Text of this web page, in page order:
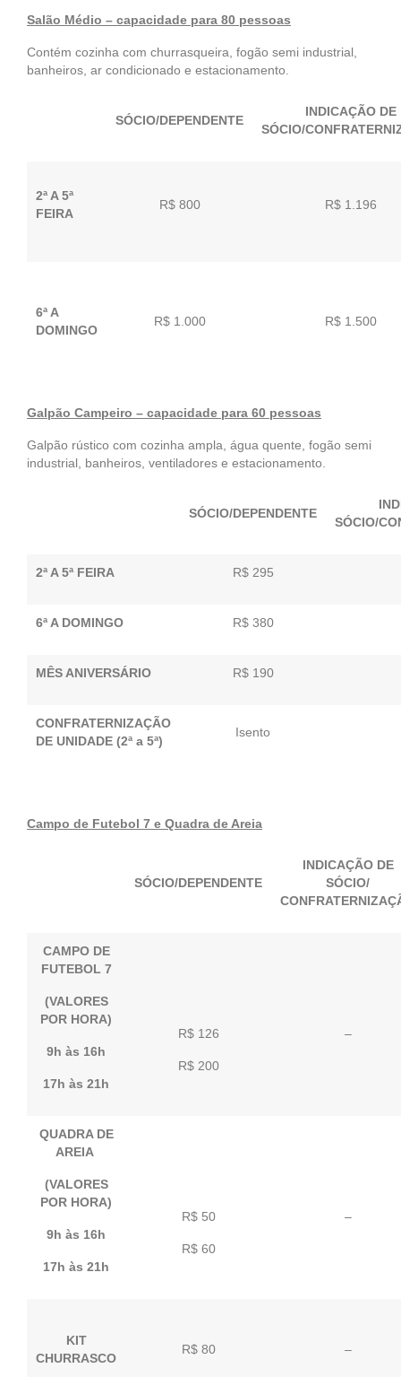
Salão Médio – capacidade para 80 pessoas
Contém cozinha com churrasqueira, fogão semi industrial,
banheiros, ar condicionado e estacionamento.
SÓCIO/DEPENDENTE
INDICAÇÃO DE
SÓCIO/
2ª A 5ª
FEIRA
R$ 800 R$ 1.196
6ª A
DOMINGO
R$ 1.000 R$ 1.500
Galpão Campeiro – capacidade para 60 pessoas
Galpão rústico com cozinha ampla, água quente, fogão semi
industrial, banheiros, ventiladores e estacionamento.
SÓCIO/DEPENDENTE
SÓCIO/
2ª A 5ª FEIRA R$ 295
6ª A DOMINGO R$ 380
MÊS ANIVERSÁRIO R$ 190
CONFRATERNIZAÇÃO
DE UNIDADE (2ª a 5ª)
Isento
Campo de Futebol 7 e Quadra de Areia
SÓCIO/DEPENDENTE
INDICAÇÃO DE
SÓCIO/
CAMPO DE
FUTEBOL 7
(VALORES
POR HORA)
9h às 16h
17h às 21h
R$ 126
R$ 200
–
QUADRA DE
AREIA
(VALORES
POR HORA)
9h às 16h
17h às 21h
R$ 50
R$ 60
–
KIT
CHURRASCO
R$ 80 –